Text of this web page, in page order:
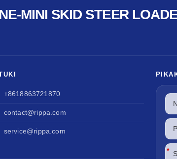
MINI SKID STEER
+8618863721870
contact@rippa.com
service@rippa.com
*